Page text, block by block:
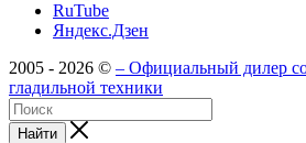
RuTube
Яндекс.Дзен
2005 - 2026 © – Официальный дилер
гладильной техники
Найти